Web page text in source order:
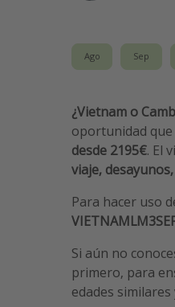
Ago Sep
¿Vietnam o
oportunidad
desde 2195€. El
viaje,
Para hacer uso
Si aún no
primero, para
edades